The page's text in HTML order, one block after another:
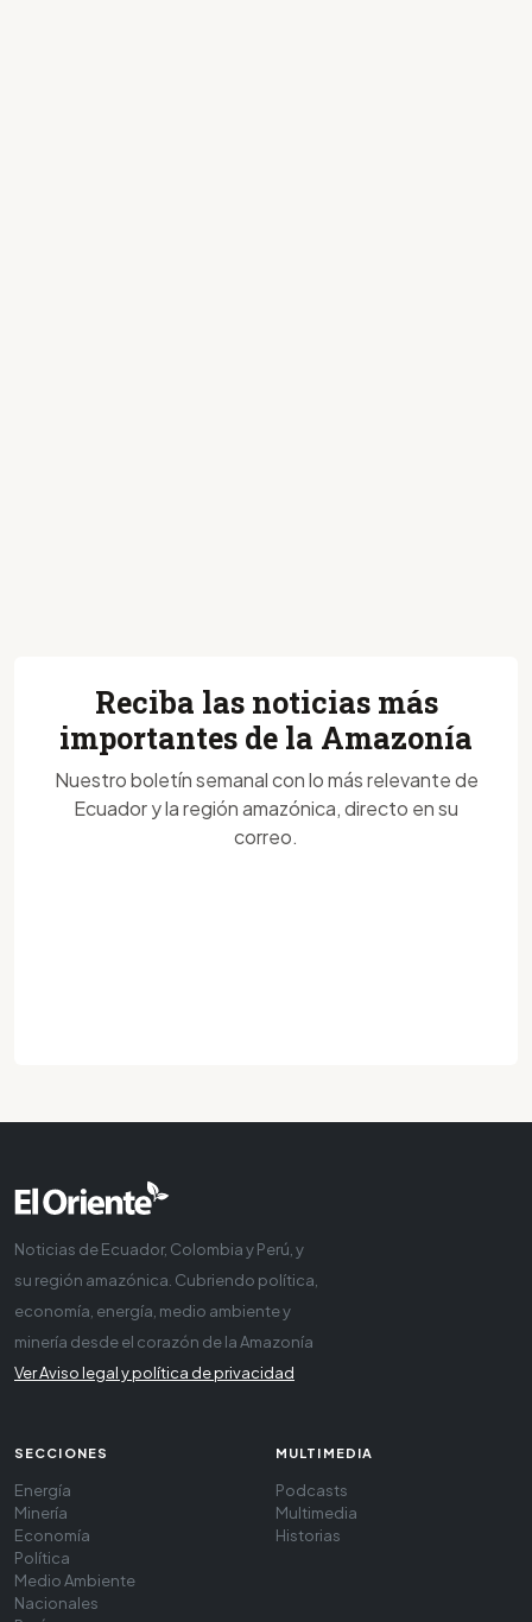
Reciba las noticias más
importantes de la Amazonía
Nuestro boletín semanal con lo más relevante de
Ecuador y la región amazónica, directo en su
correo.
Noticias de Ecuador, Colombia y Perú, y
su región amazónica. Cubriendo política,
economía, energía, medio ambiente y
minería desde el corazón de la Amazonía
Ver Aviso legal y política de privacidad
SECCIONES
Energía
Minería
Economía
Política
Medio Ambiente
Nacionales
MULTIMEDIA
Podcasts
Multimedia
Historias